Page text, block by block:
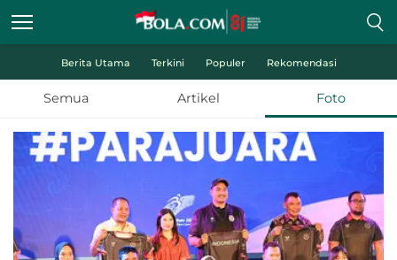
Berita Utama Terkini Populer Rekomendasi
Semua Artikel Foto